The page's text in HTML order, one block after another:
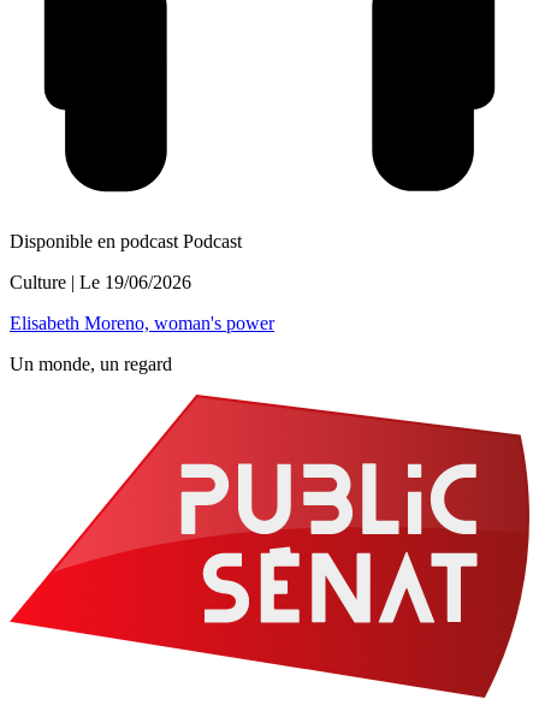
Disponible en podcast Podcast
Culture | Le 19/06/2026
Elisabeth Moreno, woman's power
Un monde, un regard